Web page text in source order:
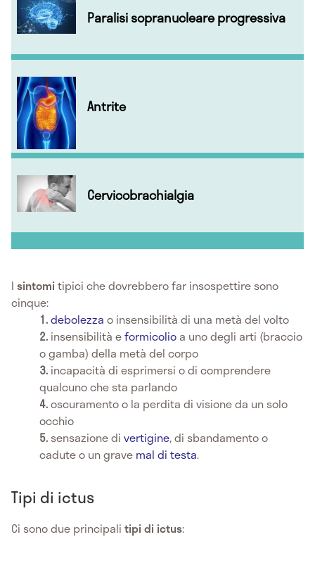
Paralisi sopranucleare progressiva
Antrite
Cervicobrachialgia
I sintomitipici che dovrebbero far insospettire sono
cinque:
debolezza o insensibilità di una metà del volto
insensibilità eformicolio a uno degli arti (braccio
o gamba) della metà del corpo
incapacità di esprimersi o di comprendere
qualcuno che sta parlando
oscuramento o la perdita di visione da un solo
occhio
sensazione di vertigine, di sbandamento o
cadute o un grave mal di testa.
Tipi di ictus
Ci sono due principali tipi di ictus: